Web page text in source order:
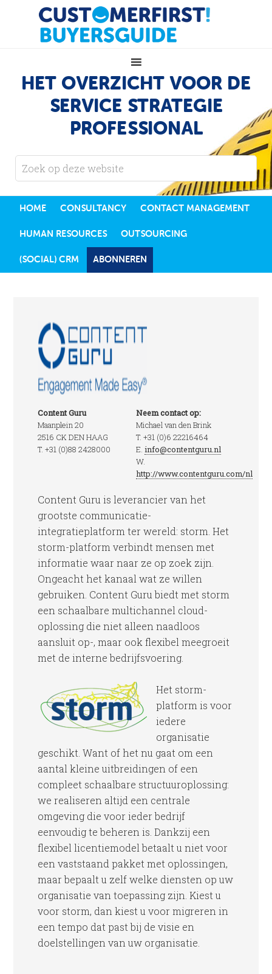
HET OVERZICHT VOOR DE
SERVICE STRATEGIE
PROFESSIONAL
HOME CONSULTANCY CONTACT MANAGEMENT
HUMAN RESOURCES OUTSOURCING
(SOCIAL) CRM ABONNEREN
Content Guru
Maanplein 20
2516 CK DEN HAAG
T. +31 (0)88 2428000
Neem contact op:
Michael van den Brink
T. +31 (0)6 22216464
E. info@contentguru.nl
W.
http://www.contentguru.com/nl
Content Guru is leverancier van het
grootste communicatie-
integratieplatform ter wereld: storm. Het
storm-platform verbindt mensen met
informatie waar naar ze op zoek zijn.
Ongeacht het kanaal wat ze willen
gebruiken. Content Guru biedt met storm
een schaalbare multichannel cloud-
oplossing die niet alleen naadloos
aansluit op-, maar ook flexibel meegroeit
met de interne bedrijfsvoering.
Het storm-
platform is voor
iedere
organisatie
geschikt. Want of het nu gaat om een
aantal kleine uitbreidingen of een
compleet schaalbare structuuroplossing:
we realiseren altijd een centrale
omgeving die voor ieder bedrijf
eenvoudig te beheren is. Dankzij een
flexibel licentiemodel betaalt u niet voor
een vaststaand pakket met oplossingen,
maar bepaalt u zelf welke diensten op uw
organisatie van toepassing zijn. Kiest u
voor storm, dan kiest u voor migreren in
een tempo dat past bij de visie en
doelstellingen van uw organisatie.